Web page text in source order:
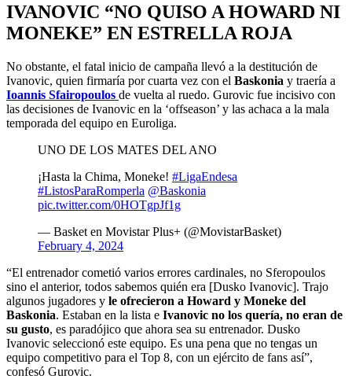
IVANOVIC “NO QUISO A HOWARD NI
MONEKE” EN ESTRELLA ROJA
No obstante, el fatal inicio de campaña llevó a la destitución de
Ivanovic, quien firmaría por cuarta vez con el Baskonia y traería a
Ioannis Sfairopoulos de vuelta al ruedo. Gurovic fue incisivo con
las decisiones de Ivanovic en la ‘offseason’ y las achaca a la mala
temporada del equipo en Euroliga.
UNO DE LOS MATES DEL ANO
¡Hasta la Chima, Moneke! #LigaEndesa
#ListosParaRomperla @Baskonia
pic.twitter.com/0HOTgpJf1g
— Basket en Movistar Plus+ (@MovistarBasket)
February 4, 2024
“El entrenador cometió varios errores cardinales, no Sferopoulos
sino el anterior, todos sabemos quién era [Dusko Ivanovic]. Trajo
algunos jugadores y le ofrecieron a Howard y Moneke del
Baskonia. Estaban en la lista e Ivanovic no los quería, no eran de
su gusto, es paradójico que ahora sea su entrenador. Dusko
Ivanovic seleccionó este equipo. Es una pena que no tengas un
equipo competitivo para el Top 8, con un ejército de fans así”,
confesó Gurovic.